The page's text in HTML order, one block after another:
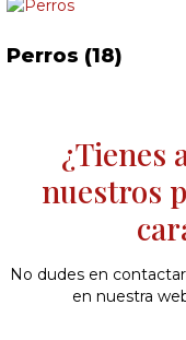
Perros (18)
¿Tienes
nuestros
No dudes en
en nuestra